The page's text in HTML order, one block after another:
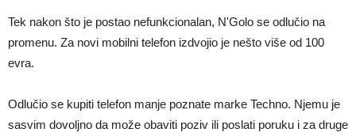
Tek nakon što je postao nefunkcionalan, N'Golo se odlučio na
promenu. Za novi mobilni telefon izdvojio je nešto više od 100
evra.
Odlučio se kupiti telefon manje poznate marke Techno. Njemu je
sasvim dovoljno da može obaviti poziv ili poslati poruku i za druge